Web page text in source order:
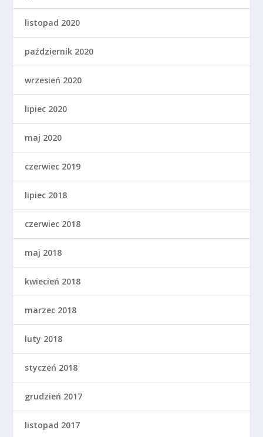
listopad 2020
październik 2020
wrzesień 2020
lipiec 2020
maj 2020
czerwiec 2019
lipiec 2018
czerwiec 2018
maj 2018
kwiecień 2018
marzec 2018
luty 2018
styczeń 2018
grudzień 2017
listopad 2017